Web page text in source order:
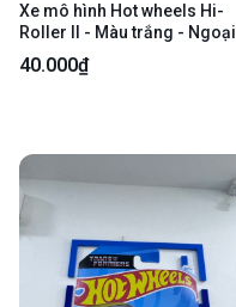
Xe mô hình Hot wheels Hi-
Roller II - Màu trắng - Ngoại
hình 98% - Trầy xước nhẹ -
kèm box
40.000₫